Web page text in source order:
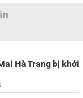
Hà Trang bị khởi